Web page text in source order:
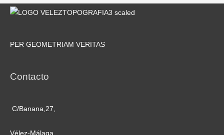
PER GEOMETRIAM VERITAS
Contacto
C/Banana,27,
Vélez-Málaga